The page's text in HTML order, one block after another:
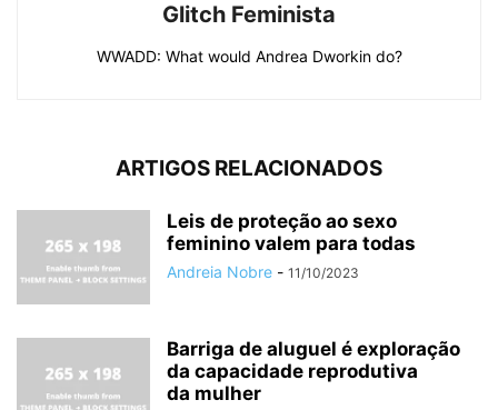
Glitch Feminista
WWADD: What would Andrea Dworkin do?
ARTIGOS RELACIONADOS
Leis de proteção ao sexo
feminino valem para todas
Andreia Nobre - 11/10/2023
Barriga de aluguel é exploração
da capacidade reprodutiva
da mulher